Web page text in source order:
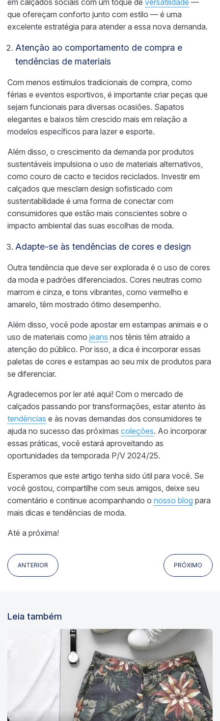
em calçados sociais com um toque de versatilidade —
que ofereçam conforto junto com estilo — é uma
excelente estratégia para atender a essa nova demanda.
Atenção ao comportamento de compra e
tendências de materiais
Com menos estímulos tradicionais de compra, como
férias e eventos esportivos, é importante criar peças que
sejam funcionais para diversas ocasiões. Sapatos
elegantes e baixos têm crescido mais em relação a
modelos específicos para lazer e esporte.
Além disso, o crescimento da demanda por produtos
sustentáveis impulsiona o uso de materiais alternativos,
como couro de cacto e tecidos reciclados. Investir em
calçados que mesclam design sofisticado com
sustentabilidade é uma forma de conectar com
consumidores que estão mais conscientes sobre o
impacto ambiental das suas escolhas de moda.
Adapte-se às tendências de cores e design
Outra tendência que deve ser explorada é o uso de cores
da moda e padrões diferenciados. Cores neutras como
marrom e cinza, e tons vibrantes, como vermelho e
amarelo, têm mostrado ótimo desempenho.
Além disso, você pode apostar em estampas animais e o
uso de materiais como jeans nos tênis têm atraído a
atenção do público. Por isso, a dica é incorporar essas
paletas de cores e estampas ao seu mix de produtos para
se diferenciar.
Agradecemos por ler até aqui! Com o mercado de
calçados passando por transformações, estar atento às
tendências e às novas demandas dos consumidores te
ajuda no sucesso das próximas coleções. Ao incorporar
essas práticas, você estará aproveitando as
oportunidades da temporada P/V 2024/25.
Esperamos que este artigo tenha sido útil para você. Se
você gostou, compartilhe com seus amigos, deixe seu
comentário e continue acompanhando o nosso blog para
mais dicas e tendências de moda.
Até a próxima!
ANTERIOR PRÓXIMO
Leia também